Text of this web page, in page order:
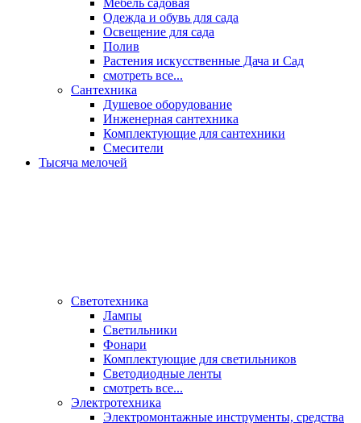
Мебель садовая
Одежда и обувь для сада
Освещение для сада
Полив
Растения искусственные Дача и Сад
смотреть все...
Сантехника
Душевое оборудование
Инженерная сантехника
Комплектующие для сантехники
Смесители
Тысяча мелочей
Светотехника
Лампы
Светильники
Фонари
Комплектующие для светильников
Светодиодные ленты
смотреть все...
Электротехника
Электромонтажные инструменты, средства